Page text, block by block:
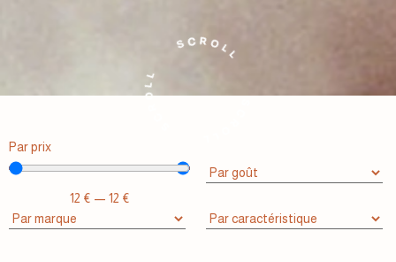
Par prix
12 € — 12 €